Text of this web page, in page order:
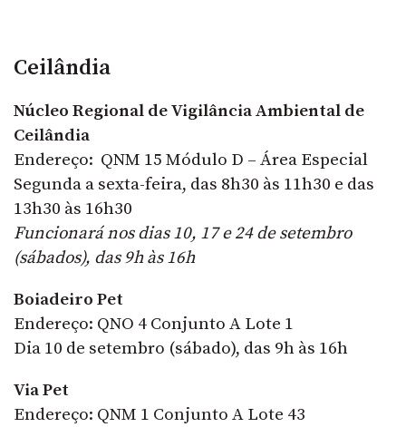
Ceilândia
Núcleo Regional de Vigilância Ambiental de
Ceilândia
Endereço: QNM 15 Módulo D – Área Especial
Segunda a sexta-feira, das 8h30 às 11h30 e das
13h30 às 16h30
Funcionará nos dias 10, 17 e 24 de setembro
(sábados), das 9h às 16h
Boiadeiro Pet
Endereço: QNO 4 Conjunto A Lote 1
Dia 10 de setembro (sábado), das 9h às 16h
Via Pet
Endereço: QNM 1 Conjunto A Lote 43